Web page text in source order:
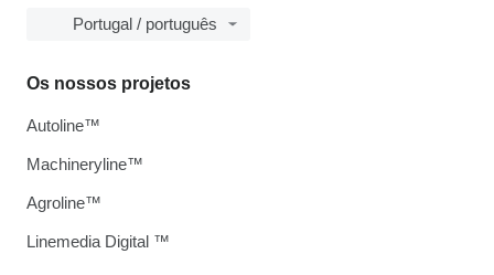
Portugal / português
Os nossos projetos
Autoline™
Machineryline™
Agroline™
Linemedia Digital ™